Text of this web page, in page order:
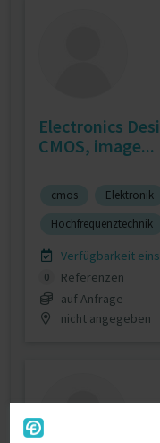
Electronics
CMOS, image...
cmos Elektronik
Hochfrequenztechnik
Verfügbarkeit
0
Referenzen
auf Anfrage
nicht angegeben